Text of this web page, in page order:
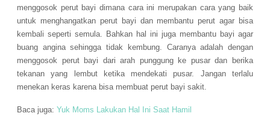
menggosok perut bayi dimana cara ini merupakan cara yang baik
untuk menghangatkan perut bayi dan membantu perut agar bisa
kembali seperti semula. Bahkan hal ini juga membantu bayi agar
buang angina sehingga tidak kembung. Caranya adalah dengan
menggosok perut bayi dari arah punggung ke pusar dan berika
tekanan yang lembut ketika mendekati pusar. Jangan terlalu
menekan keras karena bisa membuat perut bayi sakit.
Baca juga: Yuk Moms Lakukan Hal Ini Saat Hamil